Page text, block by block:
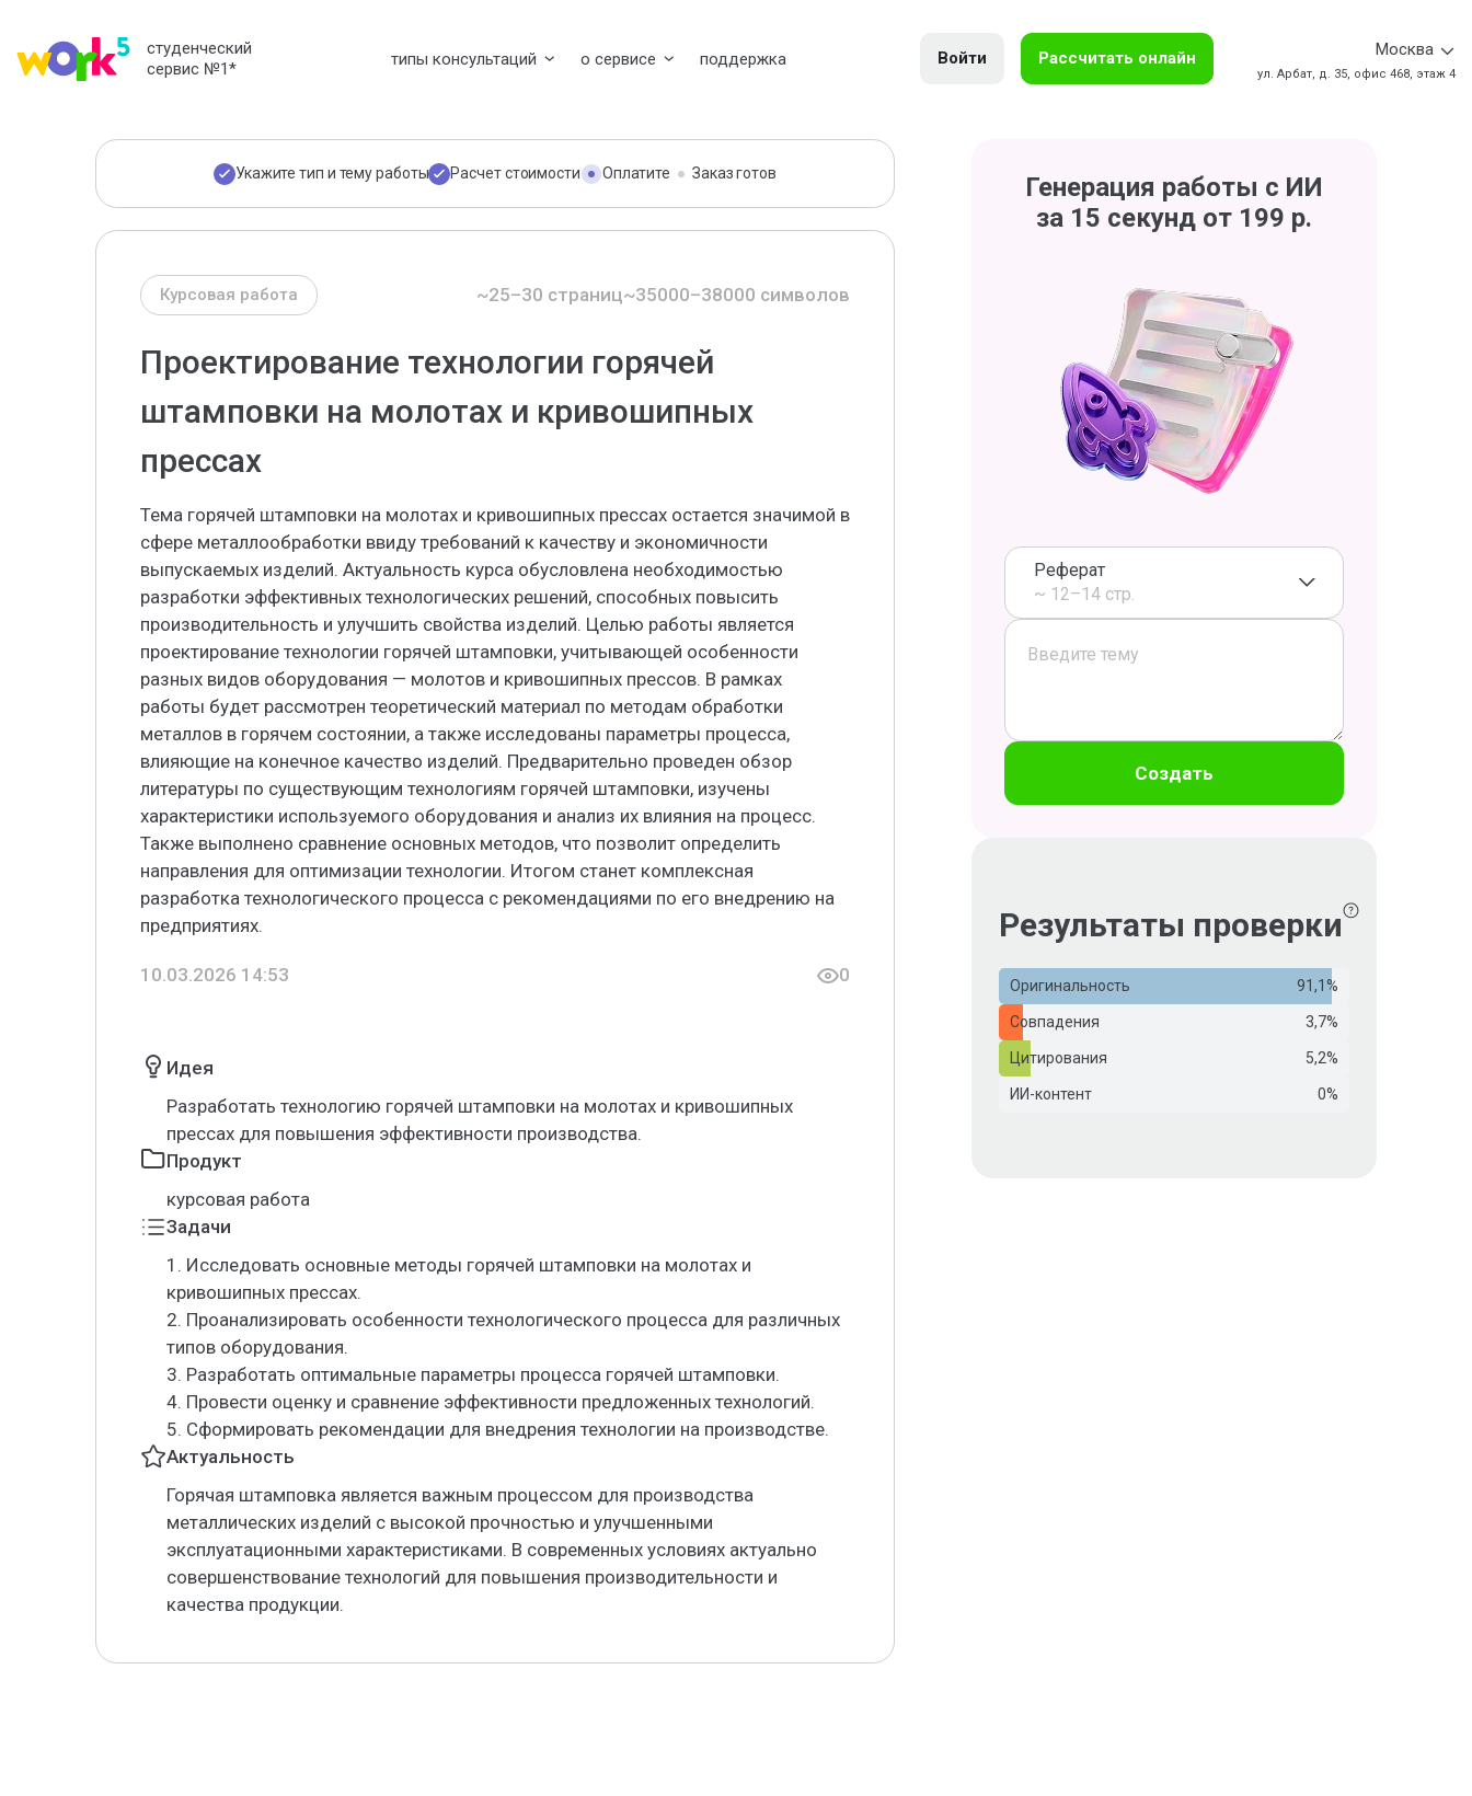
студенческий
сервис №1* типы консультаций о сервисе поддержка Войти Рассчитать онлайн Москва
ул. Арбат, д. 35, офис 468, этаж 4
Укажите тип и тему работы Расчет стоимости Оплатите Заказ готов
Курсовая работа ~25–30 страниц~35000–38000 символов
Проектирование технологии горячей
штамповки на молотах и кривошипных
прессах
Тема горячей штамповки на молотах и кривошипных прессах остается значимой в
сфере металлообработки ввиду требований к качеству и экономичности
выпускаемых изделий. Актуальность курса обусловлена необходимостью
разработки эффективных технологических решений, способных повысить
производительность и улучшить свойства изделий. Целью работы является
проектирование технологии горячей штамповки, учитывающей особенности
разных видов оборудования — молотов и кривошипных прессов. В рамках
работы будет рассмотрен теоретический материал по методам обработки
металлов в горячем состоянии, а также исследованы параметры процесса,
влияющие на конечное качество изделий. Предварительно проведен обзор
литературы по существующим технологиям горячей штамповки, изучены
характеристики используемого оборудования и анализ их влияния на процесс.
Также выполнено сравнение основных методов, что позволит определить
направления для оптимизации технологии. Итогом станет комплексная
разработка технологического процесса с рекомендациями по его внедрению на
предприятиях.
10.03.2026 14:53 0
Идея
Разработать технологию горячей штамповки на молотах и кривошипных
прессах для повышения эффективности производства.
Продукт
курсовая работа
Задачи
1. Исследовать основные методы горячей штамповки на молотах и
кривошипных прессах.
2. Проанализировать особенности технологического процесса для различных
типов оборудования.
3. Разработать оптимальные параметры процесса горячей штамповки.
4. Провести оценку и сравнение эффективности предложенных технологий.
5. Сформировать рекомендации для внедрения технологии на производстве.
Актуальность
Горячая штамповка является важным процессом для производства
металлических изделий с высокой прочностью и улучшенными
эксплуатационными характеристиками. В современных условиях актуально
совершенствование технологий для повышения производительности и
качества продукции.
Генерация работы с ИИ
за 15 секунд от 199 р.
Реферат
~ 12–14 стр.
Создать
Результаты проверки
Оригинальность 91,1%
Совпадения 3,7%
Цитирования 5,2%
ИИ-контент 0%